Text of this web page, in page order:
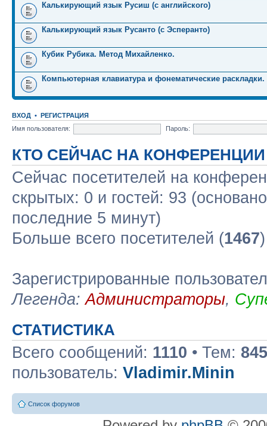
Калькирующий язык Русиш (с английского)
Калькирующий язык Русанто (с Эсперанто)
Кубик Рубика. Метод Михайленко.
Компьютерная клавиатура и фонематические раскладки.
ВХОД • РЕГИСТРАЦИЯ
Имя пользователя:
Пароль:
КТО СЕЙЧАС НА КОНФЕРЕНЦИИ
Сейчас посетителей на
скрытых: 0 и гостей: 93
последние 5 минут)
Больше всего посетителей (1467
Зарегистрированные
Легенда:Администраторы,
СТАТИСТИКА
Всего сообщений: 1110 • Тем: 845
пользователь: Vladimir.Minin
Список форумов